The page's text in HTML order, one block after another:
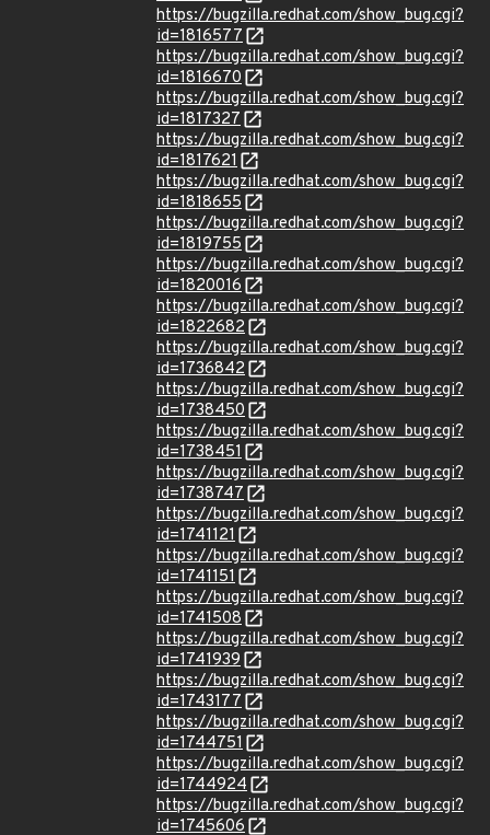
https://bugzilla.redhat.com/show_bug.cgi?
id=1816577
https://bugzilla.redhat.com/show_bug.cgi?
id=1816670
https://bugzilla.redhat.com/show_bug.cgi?
id=1817327
https://bugzilla.redhat.com/show_bug.cgi?
id=1817621
https://bugzilla.redhat.com/show_bug.cgi?
id=1818655
https://bugzilla.redhat.com/show_bug.cgi?
id=1819755
https://bugzilla.redhat.com/show_bug.cgi?
id=1820016
https://bugzilla.redhat.com/show_bug.cgi?
id=1822682
https://bugzilla.redhat.com/show_bug.cgi?
id=1736842
https://bugzilla.redhat.com/show_bug.cgi?
id=1738450
https://bugzilla.redhat.com/show_bug.cgi?
id=1738451
https://bugzilla.redhat.com/show_bug.cgi?
id=1738747
https://bugzilla.redhat.com/show_bug.cgi?
id=1741121
https://bugzilla.redhat.com/show_bug.cgi?
id=1741151
https://bugzilla.redhat.com/show_bug.cgi?
id=1741508
https://bugzilla.redhat.com/show_bug.cgi?
id=1741939
https://bugzilla.redhat.com/show_bug.cgi?
id=1743177
https://bugzilla.redhat.com/show_bug.cgi?
id=1744751
https://bugzilla.redhat.com/show_bug.cgi?
id=1744924
https://bugzilla.redhat.com/show_bug.cgi?
id=1745606